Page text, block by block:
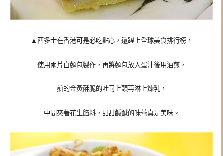
▲西多士在香港可是必吃點心，還躍上全球美食排行榜，
使用兩片白麵包製作，再將麵包放入蛋汁後用油煎，
煎的金黃酥脆的吐司上頭再淋上煉乳，
中間夾著花生餡料，甜甜鹹鹹的味蕾真是美味。